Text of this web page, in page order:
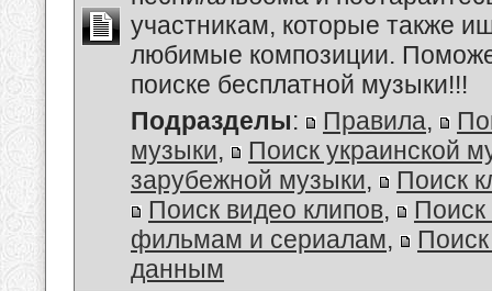
участникам, которые также
любимые композиции.
поиске бесплатной музыки!!!
Подразделы: Правила,
музыки,
Поиск украинской
зарубежной музыки,
Поиск
Поиск видео клипов,
Поиск
фильмам и сериалам,
данным